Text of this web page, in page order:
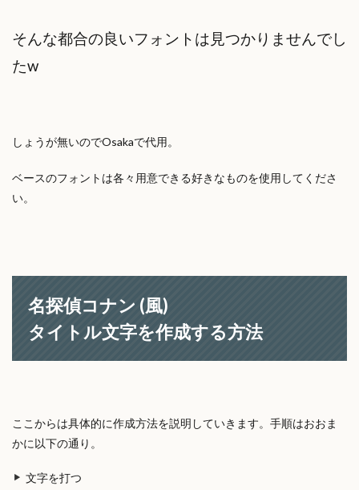
そんな都合の良いフォントは見つかりませんでし
たw
しょうが無いのでOsakaで代用。
ベースのフォントは各々用意できる好きなものを使用してくださ
い。
名探偵コナン (風)
タイトル文字を作成する方法
ここからは具体的に作成方法を説明していきます。手順はおおま
かに以下の通り。
文字を打つ